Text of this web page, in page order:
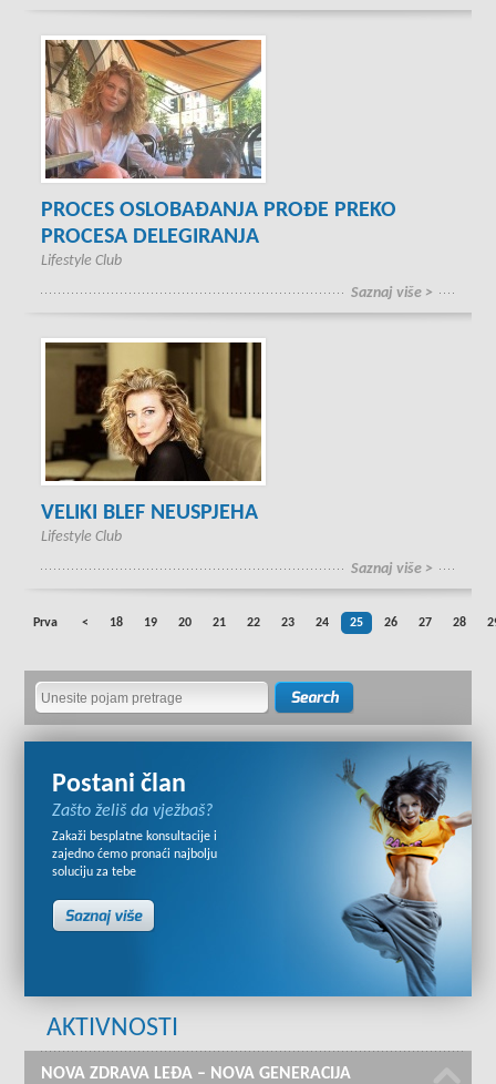
PROCES OSLOBAĐANJA PROĐE PREKO
PROCESA DELEGIRANJA
Lifestyle Club
Saznaj više >
VELIKI BLEF NEUSPJEHA
Lifestyle Club
Saznaj više >
Prva < 18 19 20 21 22 23 24 25 26 27 28
Postani član
Zašto želiš da vježbaš?
Zakaži besplatne konsultacije i
zajedno ćemo pronaći najbolju
soluciju za tebe
AKTIVNOSTI
NOVA ZDRAVA LEĐA – NOVA GENERACIJA